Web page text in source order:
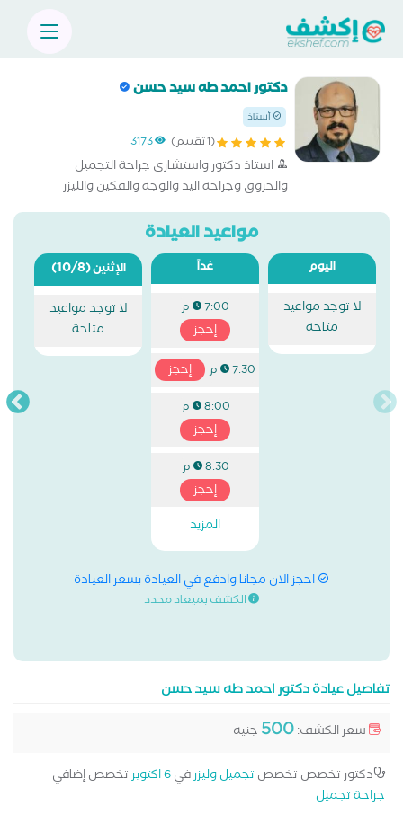
دكتور احمد طه سيد حسن
أستاذ
(1 تقييم) 3173
استاذ دكتور واستشاري جراحة التجميل
والحروق وجراحة اليد والوجة والفكين والليزر
ونحت القوام
مواعيد العيادة
اليوم
لا توجد مواعيد
متاحة
غداً
7:00 م
إحجز
7:30 م إحجز
8:00 م
إحجز
8:30 م
إحجز
المزيد
الإثنين(10/8)
لا توجد مواعيد
متاحة
احجز الان مجانا وادفع في العيادة بسعر العيادة
الكشف بميعاد محدد
تفاصيل عيادة دكتور احمد طه سيد حسن
سعر الكشف:500 جنيه
دكتور تخصص تخصص تجميل وليزرفي6 اكتوبر
تخصص إضافي
جراحة تجميل